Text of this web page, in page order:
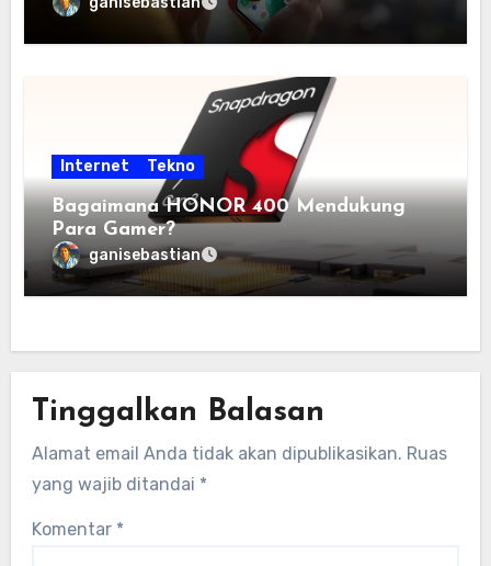
Internet Tekno
Bagaimana HONOR 400 Mendukung
Para Gamer?
ganisebastian
Tinggalkan Balasan
Alamat email Anda tidak akan dipublikasikan. Ruas
yang wajib ditandai *
Komentar *